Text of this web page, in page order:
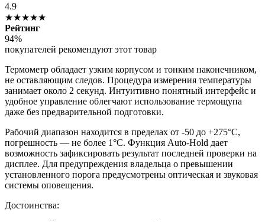
4.9
★★★★★
Рейтинг
94%
покупателей рекомендуют этот товар
Термометр обладает узким корпусом и тонким наконечником,
не оставляющим следов. Процедура измерения температуры
занимает около 2 секунд. Интуитивно понятный интерфейс и
удобное управление облегчают использование термощупа
даже без предварительной подготовки.
Рабочий диапазон находится в пределах от -50 до +275°C,
погрешность — не более 1°C. Функция Auto-Hold дает
возможность зафиксировать результат последней проверки на
дисплее. Для предупреждения владельца о превышении
установленного порога предусмотрены оптическая и звуковая
системы оповещения.
Достоинства: